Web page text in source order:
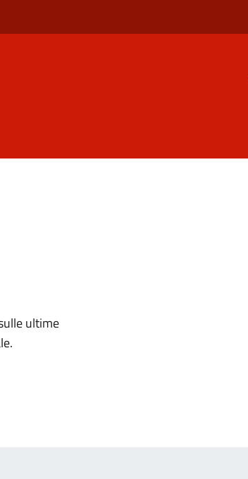
ultime